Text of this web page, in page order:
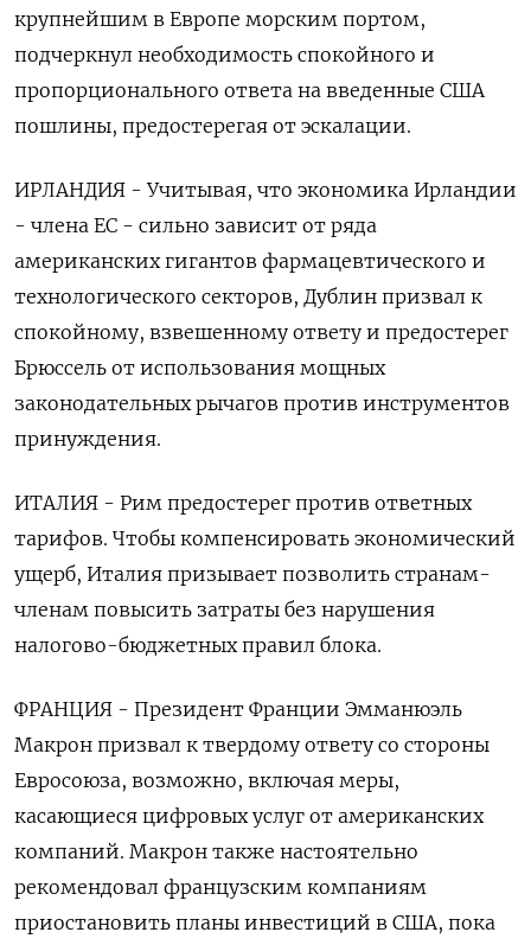
крупнейшим в Европе морским портом,
подчеркнул необходимость спокойного и
пропорционального ответа на введенные США
пошлины, предостерегая от эскалации.
ИРЛАНДИЯ - Учитывая, что экономика Ирландии
- члена ЕС - сильно зависит от ряда
американских гигантов фармацевтического и
технологического секторов, Дублин призвал к
спокойному, взвешенному ответу и предостерег
Брюссель от использования мощных
законодательных рычагов против инструментов
принуждения.
ИТАЛИЯ - Рим предостерег против ответных
тарифов. Чтобы компенсировать экономический
ущерб, Италия призывает позволить странам-
членам повысить затраты без нарушения
налогово-бюджетных правил блока.
ФРАНЦИЯ - Президент Франции Эмманюэль
Макрон призвал к твердому ответу со стороны
Евросоюза, возможно, включая меры,
касающиеся цифровых услуг от американских
компаний. Макрон также настоятельно
рекомендовал французским компаниям
приостановить планы инвестиций в США, пока